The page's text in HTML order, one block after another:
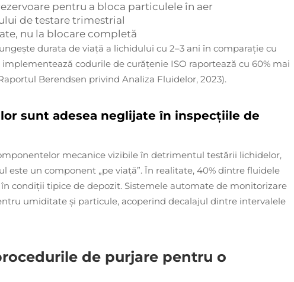
pentru a bloca particulele în aer
de testare trimestrial
nu la blocare completă
durata de viață a lichidului cu 2–3 ani în comparație cu
codurile de curățenie ISO raportează cu 60% mai
Berendsen privind Analiza Fluidelor, 2023).
sunt adesea neglijate în inspecțiile de
mecanice vizibile în detrimentul testării lichidelor,
este un component „pe viață”. În realitate, 40% dintre fluidele
în condiții tipice de depozit. Sistemele automate de monitorizare
umiditate și particule, acoperind decalajul dintre intervalele
de purjare pentru o